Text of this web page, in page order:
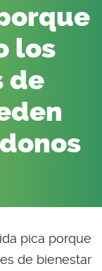
los
de
pica porque
de bienestar